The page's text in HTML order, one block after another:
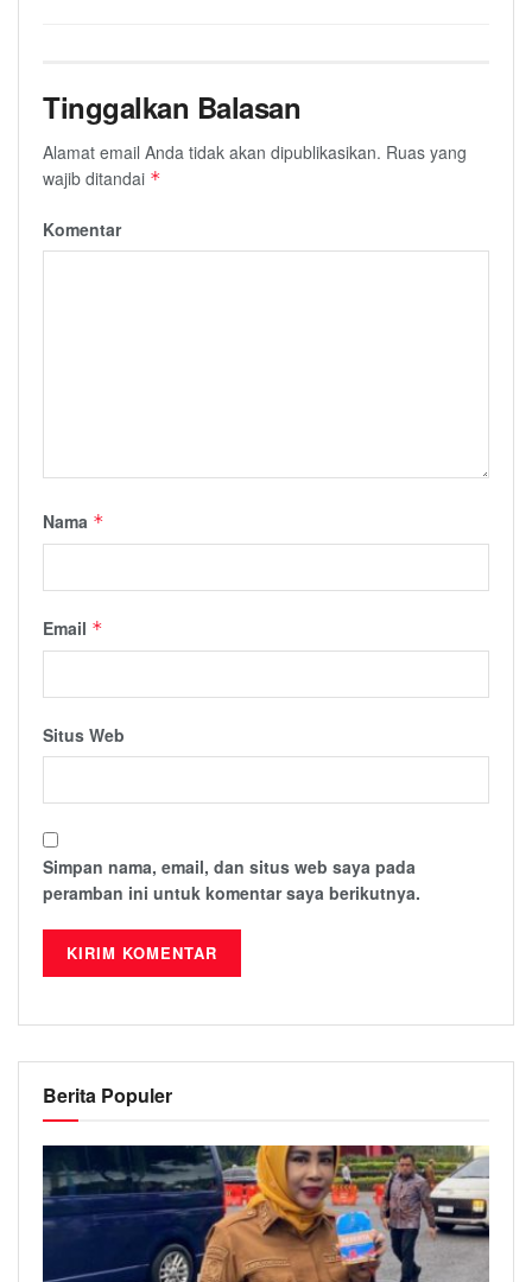
Tinggalkan Balasan
Alamat email Anda tidak akan dipublikasikan. Ruas yang
wajib ditandai *
Komentar
Nama *
Email *
Situs Web
Simpan nama, email, dan situs web saya pada
peramban ini untuk komentar saya berikutnya.
Berita Populer